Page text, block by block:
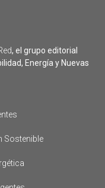
, el grupo editorial
Energía y Nuevas
Sostenible